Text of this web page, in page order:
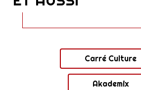
Carré Culture
Akademix